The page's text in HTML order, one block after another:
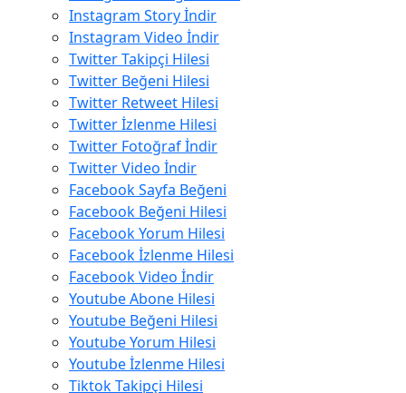
Instagram Story İndir
Instagram Video İndir
Twitter Takipçi Hilesi
Twitter Beğeni Hilesi
Twitter Retweet Hilesi
Twitter İzlenme Hilesi
Twitter Fotoğraf İndir
Twitter Video İndir
Facebook Sayfa Beğeni
Facebook Beğeni Hilesi
Facebook Yorum Hilesi
Facebook İzlenme Hilesi
Facebook Video İndir
Youtube Abone Hilesi
Youtube Beğeni Hilesi
Youtube Yorum Hilesi
Youtube İzlenme Hilesi
Tiktok Takipçi Hilesi